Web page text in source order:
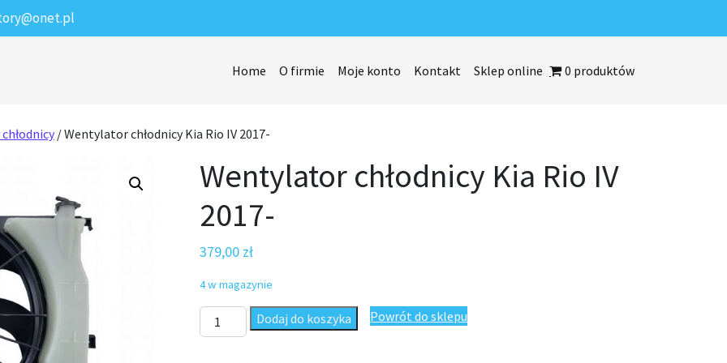
Home O firmie Moje konto Kontakt Sklep online 0 produktów
/ Wentylator chłodnicy Kia Rio IV 2017-
Wentylator chłodnicy Kia Rio IV
2017-
379,00 zł
4 w magazynie
ilość Wentylator chłodnicy Kia Rio IV 2017-
Dodaj do koszyka Powrót do sklepu